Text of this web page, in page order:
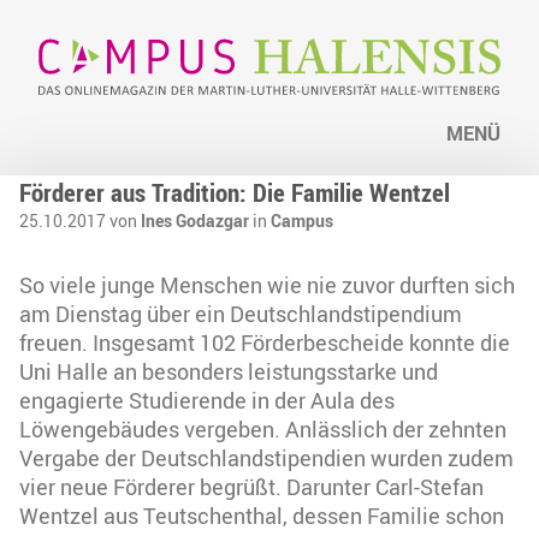
MENÜ
Förderer aus Tradition: Die Familie Wentzel
25.10.2017 von Ines Godazgar in Campus
So viele junge Menschen wie nie zuvor durften sich
am Dienstag über ein Deutschlandstipendium
freuen. Insgesamt 102 Förderbescheide konnte die
Uni Halle an besonders leistungsstarke und
engagierte Studierende in der Aula des
Löwengebäudes vergeben. Anlässlich der zehnten
Vergabe der Deutschlandstipendien wurden zudem
vier neue Förderer begrüßt. Darunter Carl-Stefan
Wentzel aus Teutschenthal, dessen Familie schon